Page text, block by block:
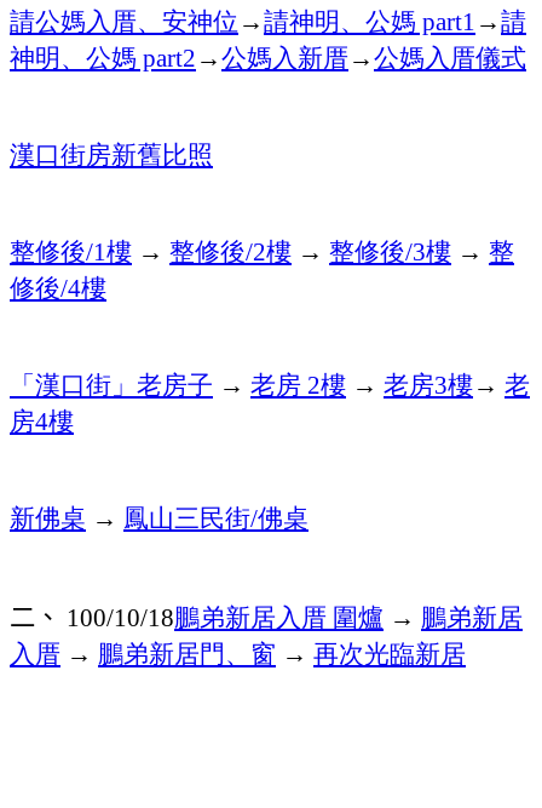
請公媽入厝、安神位 →請神明、公媽 part1 →請
神明、公媽 part2 →公媽入新厝→公媽入厝儀式
漢口街房新舊比照
整修後/1樓 → 整修後/2樓 → 整修後/3樓 → 整
修後/4樓
「漢口街」老房子 → 老房 2樓 → 老房3樓→ 老
房4樓
新佛桌 → 鳳山三民街/佛桌
二、 100/10/18鵬弟新居入厝 圍爐 → 鵬弟新居
入厝 → 鵬弟新居門、窗 → 再次光臨新居